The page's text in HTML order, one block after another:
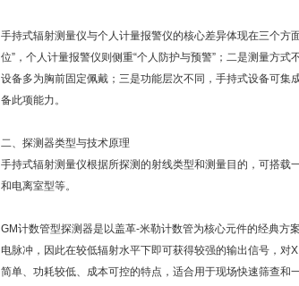
手持式辐射测量仪与个人计量报警仪的核心差异体现在三个方
位”，个人计量报警仪则侧重“个人防护与预警”；二是测量方
设备多为胸前固定佩戴；三是功能层次不同，手持式设备可
备此项能力。
二、探测器类型与技术原理
手持式辐射测量仪根据所探测的射线类型和测量目的，可搭
和电离室型等。
GM计数管型探测器是以盖革-米勒计数管为核心元件的经典方
电脉冲，因此在较低辐射水平下即可获得较强的输出信号，
简单、功耗较低、成本可控的特点，适合用于现场快速筛查和